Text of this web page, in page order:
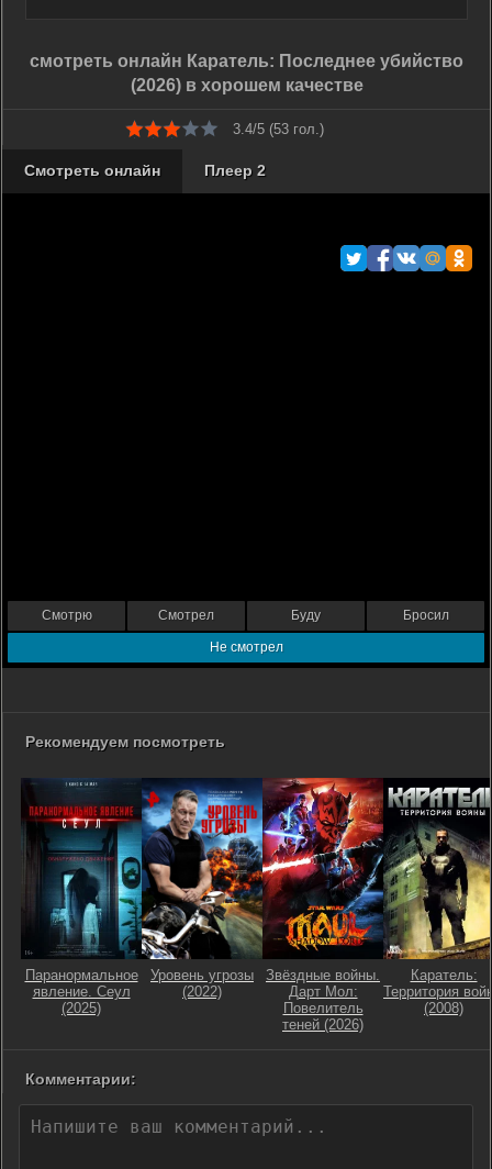
смотреть онлайн Каратель: Последнее убийство
(2026) в хорошем качестве
3.4/5 (53 гол.)
Смотреть онлайн Плеер 2
Смотрю Смотрел Буду Бросил
Не смотрел
Рекомендуем посмотреть
Паранормальное
явление. Сеул
(2025)
Уровень угрозы
(2022)
Звёздные войны.
Дарт Мол:
Повелитель
теней (2026)
Каратель:
Территория
(2008)
Комментарии: